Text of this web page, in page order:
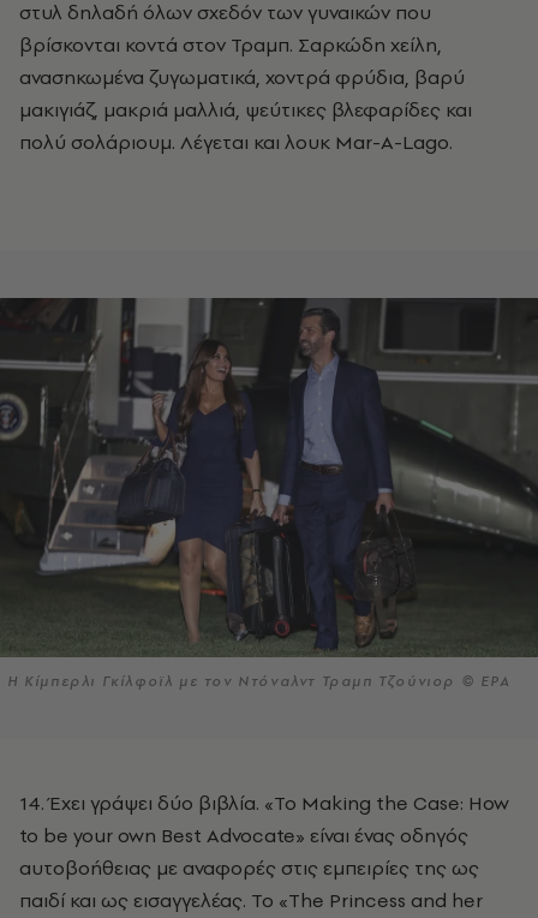
στυλ δηλαδή όλων σχεδόν των γυναικών που
βρίσκονται κοντά στον Τραμπ. Σαρκώδη χείλη,
ανασηκωμένα ζυγωματικά, χοντρά φρύδια, βαρύ
μακιγιάζ, μακριά μαλλιά, ψεύτικες βλεφαρίδες και
πολύ σολάριουμ. Λέγεται και λουκ Mar-A-Lago.
Η Κίμπερλι Γκίλφοϊλ με τον Ντόναλντ Τραμπ Τζούνιορ © EPA
14. Έχει γράψει δύο βιβλία. «Το Making the Case: How
to be your own Best Advocate» είναι ένας οδηγός
αυτοβοήθειας με αναφορές στις εμπειρίες της ως
παιδί και ως εισαγγελέας. Το «The Princess and her